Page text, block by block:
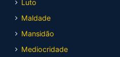
Luto
Maldade
Mansidão
Mediocridade